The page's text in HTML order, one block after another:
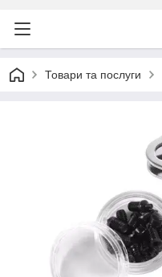
Товари та послуги